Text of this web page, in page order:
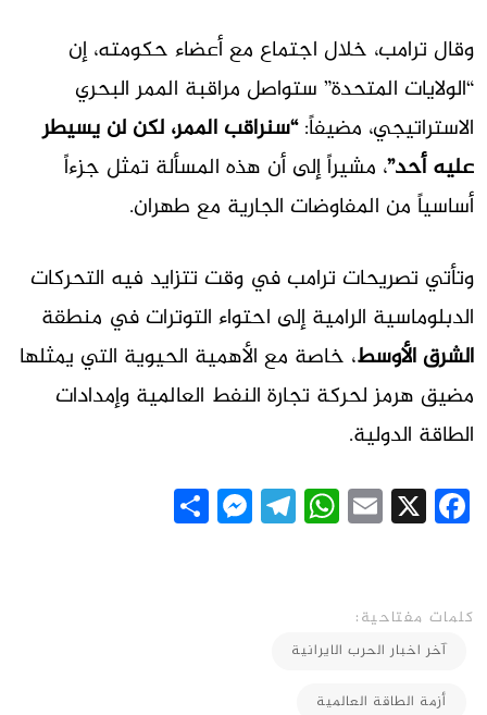
وقال ترامب، خلال اجتماع مع أعضاء حكومته، إن
“الولايات المتحدة” ستواصل مراقبة الممر البحري
الاستراتيجي، مضيفاً:“سنراقب الممر، لكن لن يسيطر
عليه أحد”، مشيراً إلى أن هذه المسألة تمثل جزءاً
أساسياً من المفاوضات الجارية مع طهران.
وتأتي تصريحات ترامب في وقت تتزايد فيه التحركات
الدبلوماسية الرامية إلى احتواء التوترات في منطقة
الشرق الأوسط، خاصة مع الأهمية الحيوية التي يمثلها
مضيق هرمز لحركة تجارة النفط العالمية وإمدادات
الطاقة الدولية.
Facebook
X
Email
WhatsApp
Telegram
Messenger
كلمات مفتاحية:
آخر اخبار الحرب الايرانية
أزمة الطاقة العالمية